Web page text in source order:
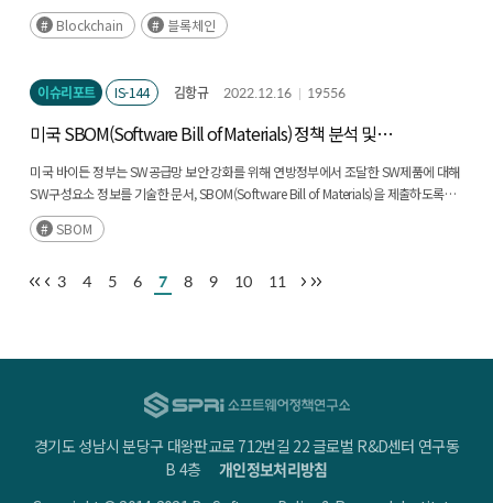
Blockchain
블록체인
이슈리포트 IS-144 김항규 2022.12.16 19556
미국 SBOM(Software Bill of Materials) 정책 분석 및
시사점
미국 바이든 정부는 SW공급망 보안 강화를 위해 연방정부에서 조달한 SW제품에 대해
SW구성요소 정보를 기술한 문서, SBOM(Software Bill of Materials)을 제출하도록
요구하는 행정명령을 2021년 5월에 발표했다.(후략)
SBOM
3 4 5 6 7 8 9 10 11
경기도 성남시 분당구 대왕판교로 712번길 22 글로벌 R&D센터 연구동
B 4층개인정보처리방침